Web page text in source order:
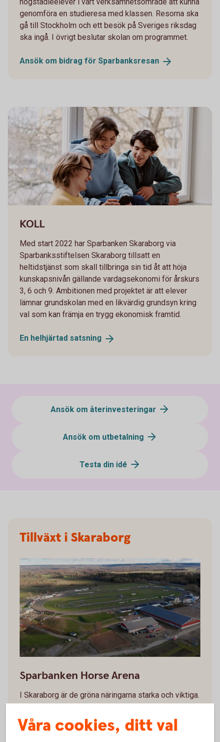
genomföra en studieresa med klassen. Resorna ska
gå till Stockholm och ett besök på Sveriges riksdag
ska ingå. I övrigt beslutar skolan om programmet.
Ansök om bidrag för Sparbanksresan
KOLL
Med start 2022 har Sparbanken Skaraborg via
Sparbanksstiftelsen Skaraborg tillsatt en
heltidstjänst som skall tillbringa sin tid åt att höja
kunskapsnivån gällande vardagsekonomi för årskurs
3, 6 och 9. Ambitionen med projektet är att elever
lämnar grundskolan med en likvärdig grundsyn kring
val som kan främja en trygg ekonomisk framtid.
En helhjärtad satsning
Ansök om återinvesteringar
Ansök om utbetalning
Testa din idé
Tillväxt i Skaraborg
Sparbanken Horse Arena
I Skaraborg är de gröna näringarna starka och viktiga.
Som en del av detta kommer Västra
Götalandsregionen att bygga en ny skola i området
runt Axevalla travbana.
Våra cookies, ditt val